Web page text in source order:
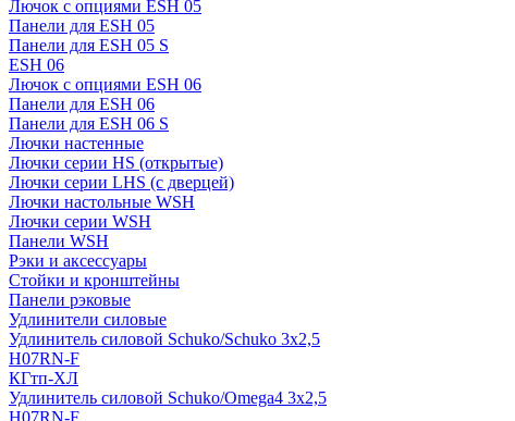
Лючок с опциями ESH 05
Панели для ESH 05
Панели для ESH 05 S
ESH 06
Лючок с опциями ESH 06
Панели для ESH 06
Панели для ESH 06 S
Лючки настенные
Лючки серии HS (открытые)
Лючки серии LHS (с дверцей)
Лючки настольные WSH
Лючки серии WSH
Панели WSH
Рэки и аксессуары
Стойки и кронштейны
Панели рэковые
Удлинители силовые
Удлинитель силовой Schuko/Schuko 3х2,5
H07RN-F
КГтп-ХЛ
Удлинитель силовой Schuko/Omega4 3х2,5
H07RN-F